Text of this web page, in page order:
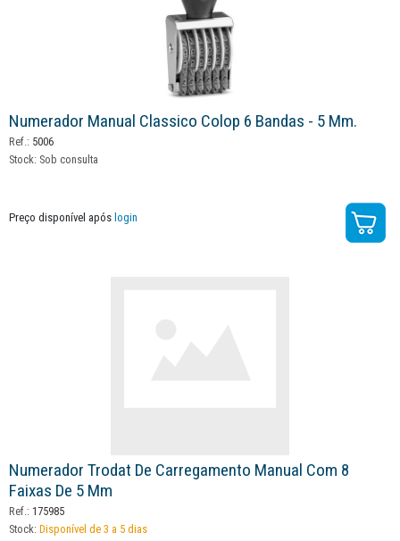
Numerador Manual Classico Colop 6 Bandas - 5 Mm.
Ref.: 5006
Stock: Sob consulta
Preço disponível após login
Numerador Trodat De Carregamento Manual Com 8
Faixas De 5 Mm
Ref.: 175985
Stock: Disponível de 3 a 5 dias